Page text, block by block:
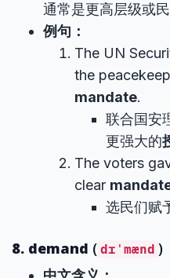
通常是更高层级或民
例句：
The UN
the
mandate.
联合国安
更强大的
The voters
clear
选民们赋
8. demand ( dɪˈmænd )